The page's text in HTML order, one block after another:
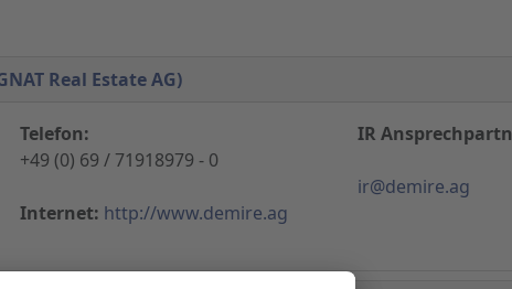
Real Estate AG)
Telefon:
+49 (0) 69 / 71918979 - 0
Internet: http://www.demire.ag
IR
ir@demire.ag